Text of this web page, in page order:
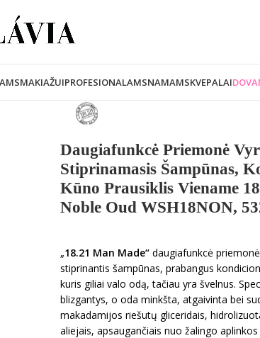
MAKIAŽUIPROFESIONALAMSNAMAMSKVEPALAI
Daugiafunkcė Priemonė
Stiprinamasis Šampūnas,
Kūno Prausiklis Viename
Noble Oud WSH18NON,
„18.21 Man Made“ daugiafunkcė
stiprinantis šampūnas, prabangus
kuris giliai valo odą, tačiau yra švelnus.
blizgantys, o oda minkšta, atgaivinta bei
makadamijos riešutų gliceridais,
aliejais, apsaugančiais nuo žalingo